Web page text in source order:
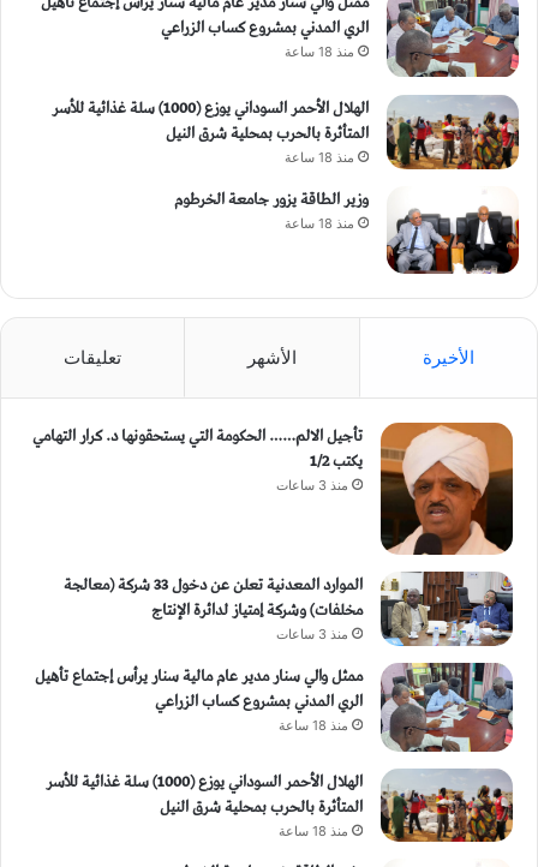
الري المدني بمشروع كساب الزراعي
منذ 18 ساعة
الهلال الأحمر السوداني يوزع (1000) سلة غذائية للأسر
المتأثرة بالحرب بمحلية شرق النيل
منذ 18 ساعة
وزير الطاقة يزور جامعة الخرطوم
منذ 18 ساعة
الأخيرة الأشهر تعليقات
تأجيل الالم…… الحكومة التي يستحقونها د. كرار التهامي
يكتب 1/2
منذ 3 ساعات
الموارد المعدنية تعلن عن دخول 33 شركة (معالجة
مخلفات) وشركة إمتياز لدائرة الإنتاج
منذ 3 ساعات
ممثل والي سنار مدير عام مالية سنار يرأس إجتماع تأهيل
الري المدني بمشروع كساب الزراعي
منذ 18 ساعة
الهلال الأحمر السوداني يوزع (1000) سلة غذائية للأسر
المتأثرة بالحرب بمحلية شرق النيل
منذ 18 ساعة